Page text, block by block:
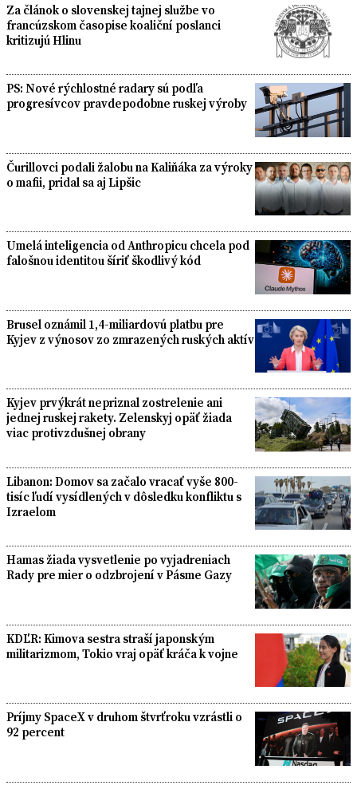
Za článok o slovenskej tajnej službe vo
francúzskom časopise koaliční poslanci
kritizujú Hlinu
PS: Nové rýchlostné radary sú podľa
progresívcov pravdepodobne ruskej výroby
Čurillovci podali žalobu na Kaliňáka za výroky
o mafii, pridal sa aj Lipšic
Umelá inteligencia od Anthropicu chcela pod
falošnou identitou šíriť škodlivý kód
Brusel oznámil 1,4-miliardovú platbu pre
Kyjev z výnosov zo zmrazených ruských aktív
Kyjev prvýkrát nepriznal zostrelenie ani
jednej ruskej rakety. Zelenskyj opäť žiada
viac protivzdušnej obrany
Libanon: Domov sa začalo vracať vyše 800-
tisíc ľudí vysídlených v dôsledku konfliktu s
Izraelom
Hamas žiada vysvetlenie po vyjadreniach
Rady pre mier o odzbrojení v Pásme Gazy
KDĽR: Kimova sestra straší japonským
militarizmom, Tokio vraj opäť kráča k vojne
Príjmy SpaceX v druhom štvrťroku vzrástli o
92 percent